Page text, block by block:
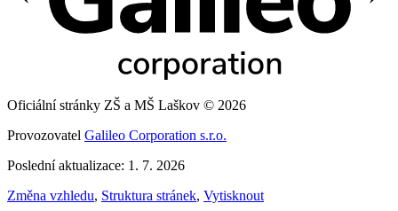
Oficiální stránky ZŠ a MŠ Laškov © 2026
Provozovatel Galileo Corporation s.r.o.
Poslední aktualizace: 1. 7. 2026
Změna vzhledu, Struktura stránek, Vytisknout